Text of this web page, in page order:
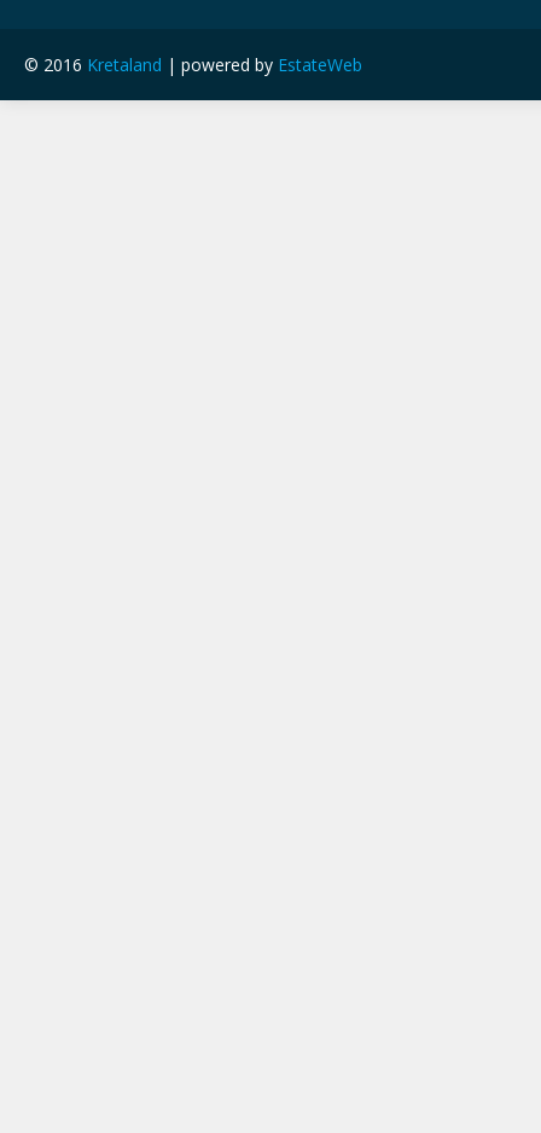
© 2016 Kretaland | powered by EstateWeb